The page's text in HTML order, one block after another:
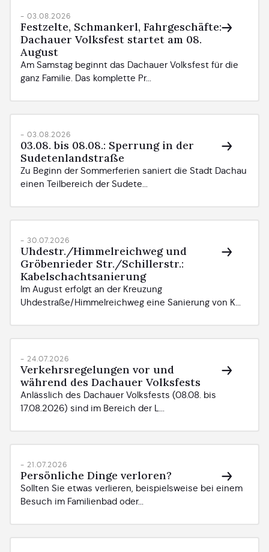
- 03.08.2026
Festzelte, Schmankerl, Fahrgeschäfte:
Dachauer Volksfest startet am 08.
August
Am Samstag beginnt das Dachauer Volksfest für die
ganz Familie. Das komplette Pr...
- 03.08.2026
03.08. bis 08.08.: Sperrung in der
Sudetenlandstraße
Zu Beginn der Sommerferien saniert die Stadt Dachau
einen Teilbereich der Sudete...
- 30.07.2026
Uhdestr./Himmelreichweg und
Gröbenrieder Str./Schillerstr.:
Kabelschachtsanierung
Im August erfolgt an der Kreuzung
Uhdestraße/Himmelreichweg eine Sanierung von K...
- 24.07.2026
Verkehrsregelungen vor und
während des Dachauer Volksfests
Anlässlich des Dachauer Volksfests (08.08. bis
17.08.2026) sind im Bereich der L...
- 21.07.2026
Persönliche Dinge verloren?
Sollten Sie etwas verlieren, beispielsweise bei einem
Besuch im Familienbad oder...